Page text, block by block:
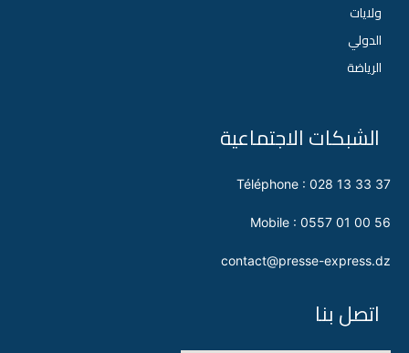
اتصل بنا
الشبكات الاجتماعية
Téléphone : 028 13 33 37
Mobile : 0557 01 00 56
contact@presse-express.dz
ولايات
الدولي
الرياضة